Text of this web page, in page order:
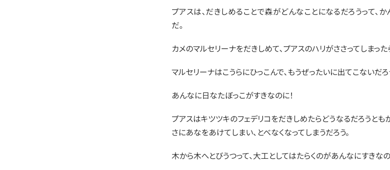
プアスは、だきしめることで森がどんなことになるだろうって、
だ。
カメのマルセリーナをだきしめて、プアスのハリがささってしまった
マルセリーナはこうらにひっこんで、もうぜったいに出てこないだろ
あんなに日なたぼっこがすきなのに！
プアスはキツツキのフェデリコをだきしめたらどうなるだろうとも
さにあなをあけてしまい、とべなくなってしまうだろう。
木から木へとびうつって、大工としてはたらくのがあんなにすきなの